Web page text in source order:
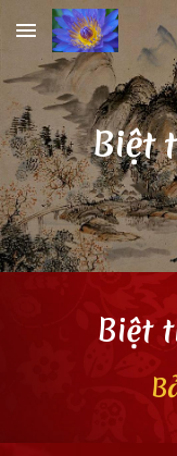
Skip to main content
Biệt
Biệt